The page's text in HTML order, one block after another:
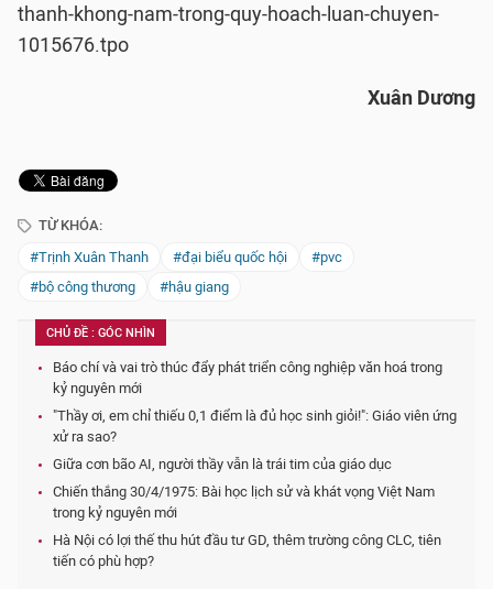
thanh-khong-nam-trong-quy-hoach-luan-chuyen-
1015676.tpo
Xuân Dương
TỪ KHÓA:
#Trịnh Xuân Thanh
#đại biểu quốc hội
#pvc
#bộ công thương
#hậu giang
CHỦ ĐỀ : GÓC NHÌN
Báo chí và vai trò thúc đẩy phát triển công nghiệp văn hoá trong
kỷ nguyên mới
"Thầy ơi, em chỉ thiếu 0,1 điểm là đủ học sinh giỏi!": Giáo viên ứng
xử ra sao?
Giữa cơn bão AI, người thầy vẫn là trái tim của giáo dục
Chiến thắng 30/4/1975: Bài học lịch sử và khát vọng Việt Nam
trong kỷ nguyên mới
Hà Nội có lợi thế thu hút đầu tư GD, thêm trường công CLC, tiên
tiến có phù hợp?